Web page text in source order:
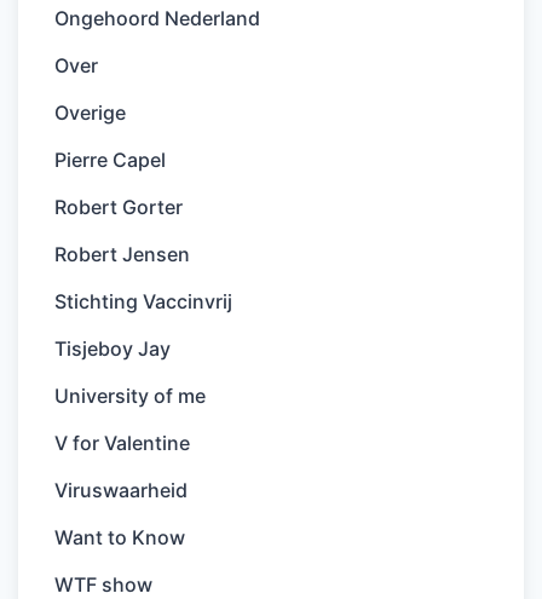
Ongehoord Nederland
Over
Overige
Pierre Capel
Robert Gorter
Robert Jensen
Stichting Vaccinvrij
Tisjeboy Jay
University of me
V for Valentine
Viruswaarheid
Want to Know
WTF show